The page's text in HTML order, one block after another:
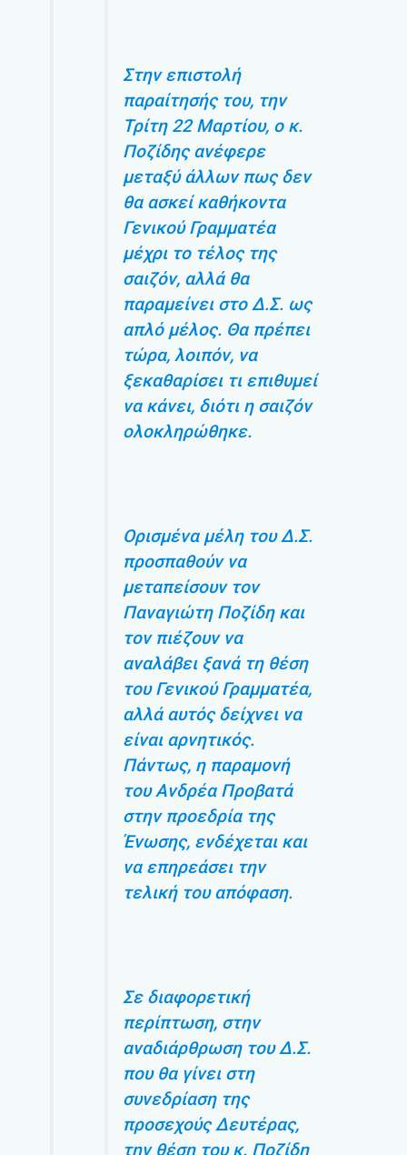
Στην επιστολή
παραίτησής του, την
Τρίτη 22 Μαρτίου, ο κ.
Ποζίδης ανέφερε
μεταξύ άλλων πως δεν
θα ασκεί καθήκοντα
Γενικού Γραμματέα
μέχρι το τέλος της
σαιζόν, αλλά θα
παραμείνει στο Δ.Σ. ως
απλό μέλος. Θα πρέπει
τώρα, λοιπόν, να
ξεκαθαρίσει τι επιθυμεί
να κάνει, διότι η σαιζόν
ολοκληρώθηκε.
Ορισμένα μέλη του Δ.Σ.
προσπαθούν να
μεταπείσουν τον
Παναγιώτη Ποζίδη και
τον πιέζουν να
αναλάβει ξανά τη θέση
του Γενικού Γραμματέα,
αλλά αυτός δείχνει να
είναι αρνητικός.
Πάντως, η παραμονή
του Ανδρέα Προβατά
στην προεδρία της
Ένωσης, ενδέχεται και
να επηρεάσει την
τελική του απόφαση.
Σε διαφορετική
περίπτωση, στην
αναδιάρθρωση του Δ.Σ.
που θα γίνει στη
συνεδρίαση της
προσεχούς Δευτέρας,
την θέση του κ. Ποζίδη